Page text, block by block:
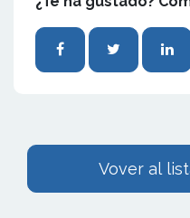
Vover al